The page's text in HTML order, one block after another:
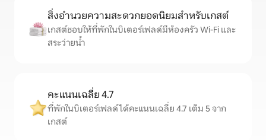
สิ่งอำนวยความสะดวกยอดนิยมสำหรับเกสต์
เกสต์ชอบให้ที่พักในบิเตอร์เฟลด์มีห้องครัว Wi-Fi และ
สระว่ายน้ำ
คะแนนเฉลี่ย 4.7
ที่พักในบิเตอร์เฟลด์ได้คะแนนเฉลี่ย 4.7 เต็ม 5 จาก
เกสต์